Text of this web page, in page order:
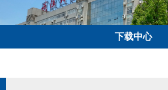
下载中心